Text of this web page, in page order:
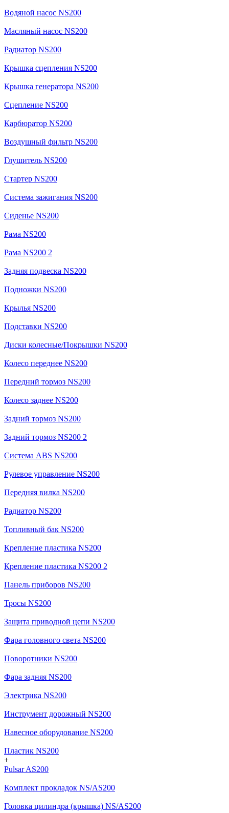
Водяной насос NS200
Масляный насос NS200
Радиатор NS200
Крышка сцепления NS200
Крышка генератора NS200
Сцепление NS200
Карбюратор NS200
Воздушный фильтр NS200
Глушитель NS200
Стартер NS200
Система зажигания NS200
Сиденье NS200
Рама NS200
Рама NS200 2
Задняя подвеска NS200
Подножки NS200
Крылья NS200
Подставки NS200
Диски колесные/Покрышки NS200
Колесо переднее NS200
Передний тормоз NS200
Колесо заднее NS200
Задний тормоз NS200
Задний тормоз NS200 2
Система ABS NS200
Рулевое управление NS200
Передняя вилка NS200
Радиатор NS200
Топливный бак NS200
Крепление пластика NS200
Крепление пластика NS200 2
Панель приборов NS200
Тросы NS200
Защита приводной цепи NS200
Фара головного света NS200
Поворотники NS200
Фара задняя NS200
Электрика NS200
Инструмент дорожный NS200
Навесное оборудование NS200
Пластик NS200
+
Pulsar AS200
Комплект прокладок NS/AS200
Головка цилиндра (крышка) NS/AS200